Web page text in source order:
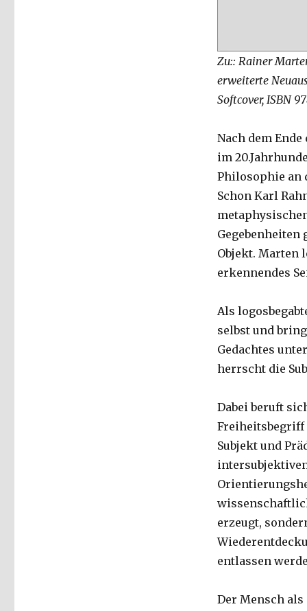
Zu:: Rainer
erweiterte
Softcover, ISBN
Nach dem
im
Philosophie an
Schon Karl
Gegebenheiten
Objekt. Marten
erkennendes
Als
selbst und
Gedachtes
herrscht die
Dabei beruft
Freiheitsbegriff
Subjekt und
erzeugt,
entlassen
Der Mensch